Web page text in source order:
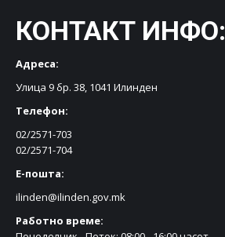
КОНТАКТ ИНФО:
Адреса:
Улица 9 бр. 38, 1041 Илинден
Телефон:
02/2571-703
02/2571-704
Е-пошта:
ilinden@ilinden.gov.mk
Работно време: